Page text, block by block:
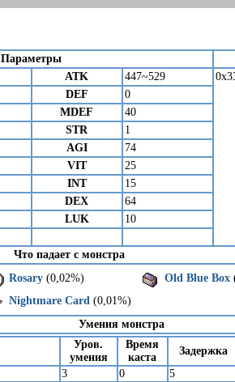
Параметры
ATK 447~529
DEF
0
MDEF
40
STR
1
AGI
74
VIT
25
INT
15
DEX
64
LUK
10
Что падает с монстра
Rosary(0,02%) Old Blue Box
Nightmare Card (0,01%)
Умения монстра
Уров.
умения
Время
каста
Задержка
3 0 5